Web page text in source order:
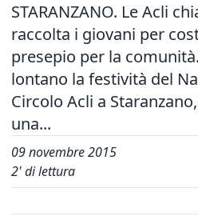
STARANZANO. Le Acli
raccolta i giovani per
presepio per la
lontano la festività del
Circolo Acli a
una...
09 novembre 2015
2' di lettura